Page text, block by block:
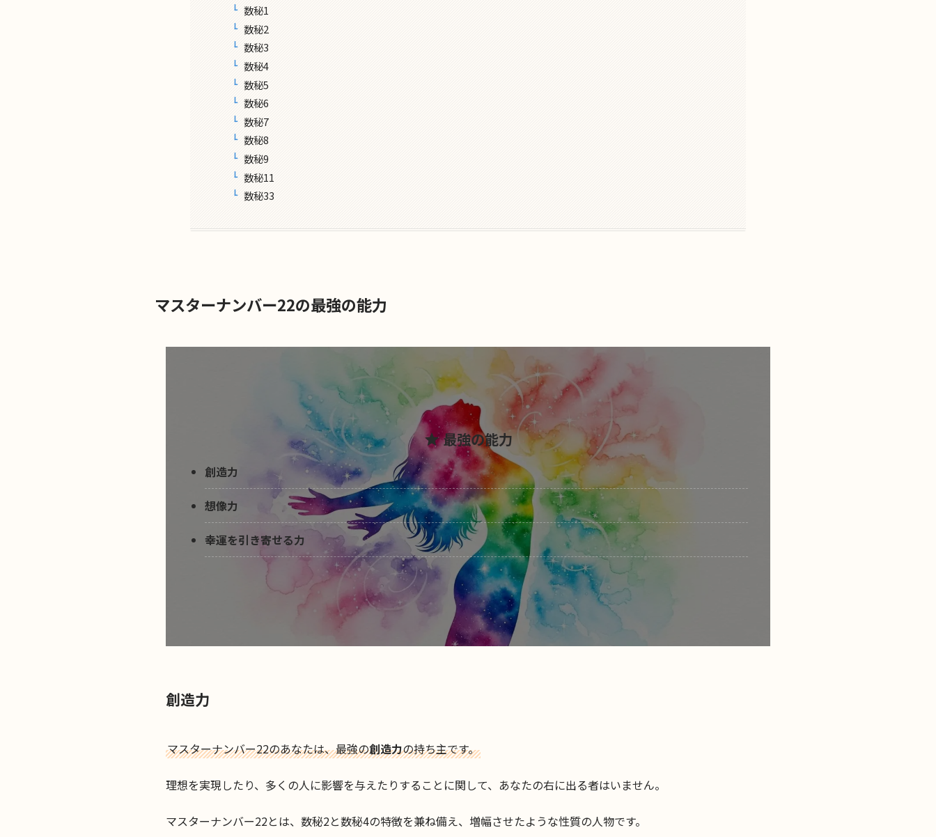
数秘1
数秘2
数秘3
数秘4
数秘5
数秘6
数秘7
数秘8
数秘9
数秘11
数秘33
マスターナンバー22の最強の能力
最強の能力
創造力
想像力
幸運を引き寄せる力
創造力
マスターナンバー22のあなたは、最強の創造力の持ち主です。
理想を実現したり、多くの人に影響を与えたりすることに関して、あなたの右に出る者はいません。
マスターナンバー22とは、数秘2と数秘4の特徴を兼ね備え、増幅させたような性質の人物です。